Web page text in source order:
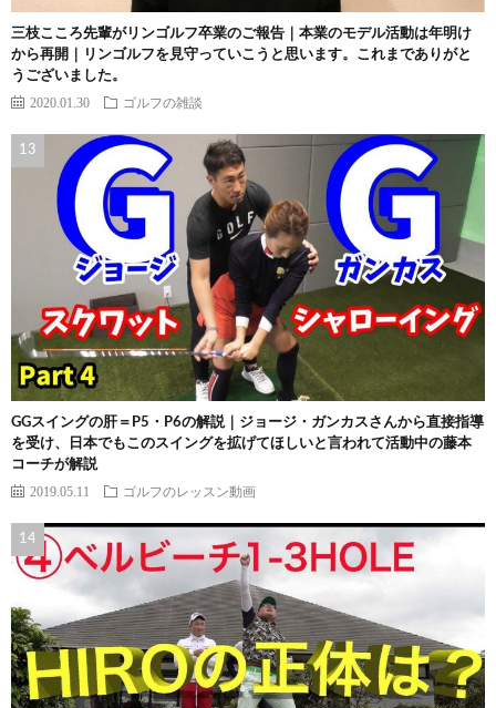
三枝こころ先輩がリンゴルフ卒業のご報告｜本業のモデル活動は年明け
から再開｜リンゴルフを見守っていこうと思います。これまでありがと
うございました。
2020.01.30 ゴルフの雑談
GGスイングの肝＝P5・P6の解説｜ジョージ・ガンカスさんから直接指導
を受け、日本でもこのスイングを拡げてほしいと言われて活動中の藤本
コーチが解説
2019.05.11 ゴルフのレッスン動画